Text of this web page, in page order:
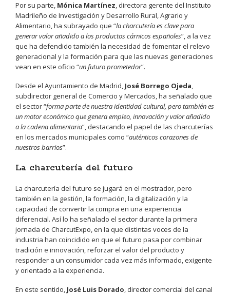
Por su parte, Mónica Martínez, directora gerente del Instituto
Madrileño de Investigación y Desarrollo Rural, Agrario y
Alimentario, ha subrayado que “la charcutería es clave para
generar valor añadido a los productos cárnicos españoles”, a la vez
que ha defendido también la necesidad de fomentar el relevo
generacional y la formación para que las nuevas generaciones
vean en este oficio “un futuro prometedor”.
Desde el Ayuntamiento de Madrid, José Borrego Ojeda,
subdirector general de Comercio y Mercados, ha señalado que
el sector “forma parte de nuestra identidad cultural, pero también es
un motor económico que genera empleo, innovación y valor añadido
a la cadena alimentaria”, destacando el papel de las charcuterías
en los mercados municipales como “auténticos corazones de
nuestros barrios”.
La charcutería del futuro
La charcutería del futuro se jugará en el mostrador, pero
también en la gestión, la formación, la digitalización y la
capacidad de convertir la compra en una experiencia
diferencial. Así lo ha señalado el sector durante la primera
jornada de CharcutExpo, en la que distintas voces de la
industria han coincidido en que el futuro pasa por combinar
tradición e innovación, reforzar el valor del producto y
responder a un consumidor cada vez más informado, exigente
y orientado a la experiencia.
En este sentido, José Luis Dorado, director comercial del canal